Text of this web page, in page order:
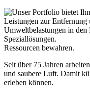
Ressourcen bewahren.
Seit über 75 Jahren
und saubere Luft. Damit
erleben können.